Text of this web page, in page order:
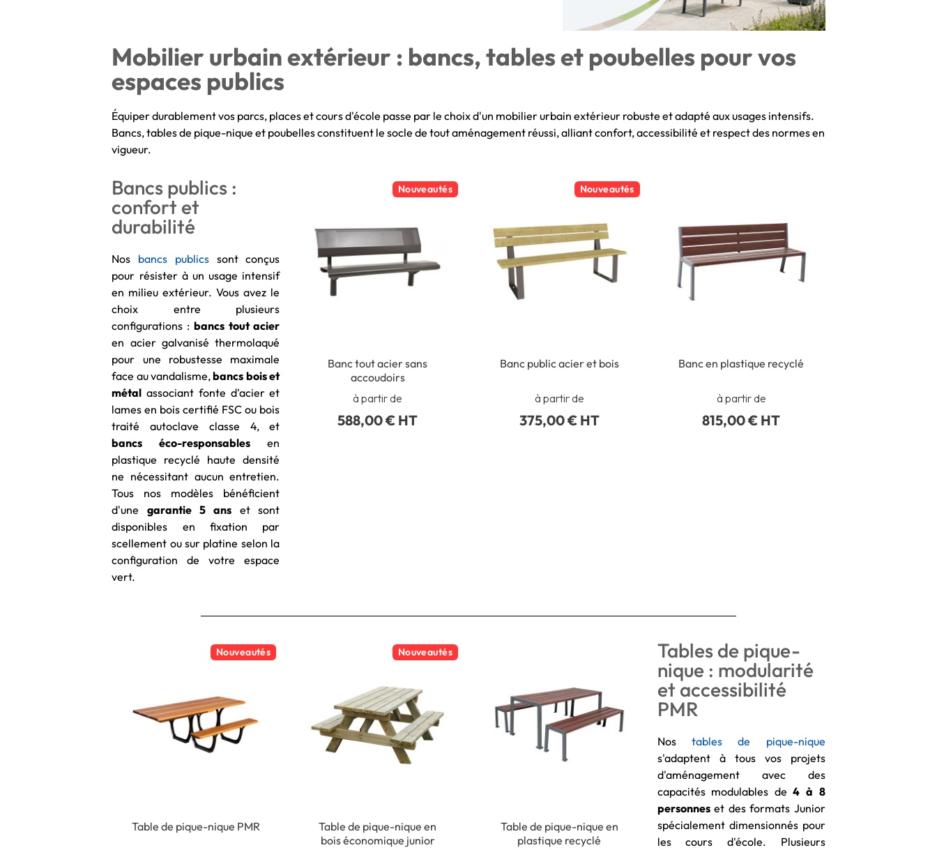
Mobilier urbain extérieur : bancs, tables et poubelles pour vos
espaces publics
Équiper durablement vos parcs, places et cours d'école passe par le choix d'un mobilier urbain extérieur robuste et adapté aux usages intensifs.
Bancs, tables de pique-nique et poubelles constituent le socle de tout aménagement réussi, alliant confort, accessibilité et respect des normes en
vigueur.
Bancs publics :
confort et
durabilité
Nos bancs publicssont conçus
pour résister à un usage intensif
en milieu extérieur. Vous avez le
choix entre plusieurs
configurations : bancs tout acier
en acier galvanisé thermolaqué
pour une robustesse maximale
face au vandalisme,bancs bois et
métal associant fonte d'acier et
lames en bois certifié FSC ou bois
traité autoclave classe 4, et
bancs éco-responsables en
plastique recyclé haute densité
ne nécessitant aucun entretien.
Tous nos modèles bénéficient
d'une garantie 5 ans et sont
disponibles en fixation par
scellement ou sur platine selon la
configuration de votre espace
vert.
Nouveautés
Banc tout acier sans
accoudoirs
à partir de
588,00 € HT
Nouveautés
Banc public acier et bois
à partir de
375,00 € HT
Banc en plastique recyclé
à partir de
815,00 € HT
Nouveautés
Table de pique-nique PMR
Nouveautés
Table de pique-nique en
bois économique junior
Table de pique-nique en
plastique recyclé
Tables de pique-
nique : modularité
et accessibilité
PMR
Nostables de pique-nique
s'adaptent à tous vos projets
d'aménagement avec des
capacités modulables de4 à 8
personneset des formats Junior
spécialement dimensionnés pour
les cours d'école. Plusieurs